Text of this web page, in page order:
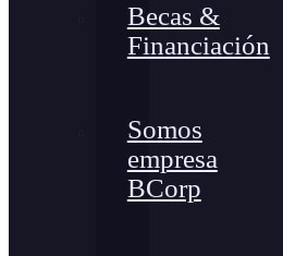
Becas &
Financiación
Somos
empresa
BCorp